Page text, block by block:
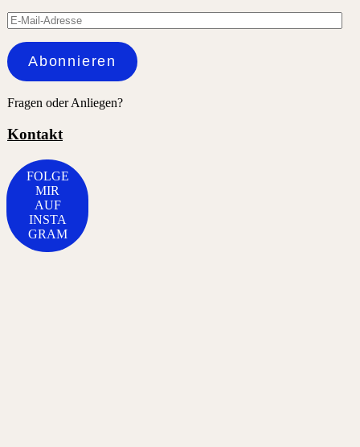
E-
Mail-
Adresse
Abonnieren
Fragen oder Anliegen?
Kontakt
FOLGE
MIR
AUF
INSTA
GRAM